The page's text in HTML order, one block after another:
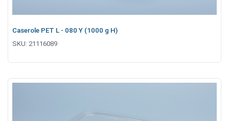
Caserole PET L - 080 Y (1000 g H)
SKU: 21116089